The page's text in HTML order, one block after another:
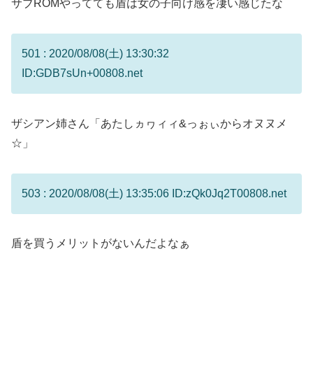
サブROMやってても盾は女の子向け感を凄い感じたな
501 : 2020/08/08(土) 13:30:32
ID:GDB7sUn+00808.net
ザシアン姉さん「あたしヵヮィィ&っぉぃからオヌヌメ
☆」
503 : 2020/08/08(土) 13:35:06 ID:zQk0Jq2T00808.net
盾を買うメリットがないんだよなぁ